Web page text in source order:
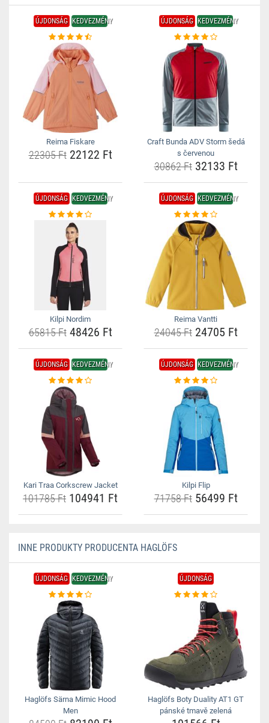
ÚJDONSÁG KEDVEZMÉNY
Reima Fiskare
22305 Ft22122 Ft
ÚJDONSÁG KEDVEZMÉNY
Craft Bunda ADV Storm šedá
s červenou
30862 Ft32133 Ft
ÚJDONSÁG KEDVEZMÉNY
Kilpi Nordim
65815 Ft48426 Ft
ÚJDONSÁG KEDVEZMÉNY
Reima Vantti
24045 Ft24705 Ft
ÚJDONSÁG KEDVEZMÉNY
Kari Traa Corkscrew Jacket
101785 Ft 104941 Ft
ÚJDONSÁG KEDVEZMÉNY
Kilpi Flip
71758 Ft56499 Ft
INNE PRODUKTY PRODUCENTA HAGLÖFS
ÚJDONSÁG KEDVEZMÉNY
Haglöfs Särna Mimic Hood
Men
ÚJDONSÁG
Haglöfs Boty Duality AT1 GT
pánské tmavě zelená